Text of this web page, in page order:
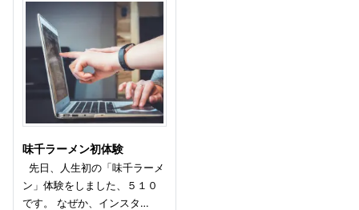
味千ラーメン初体験
先日、人生初の「味千ラーメ
ン」体験をしました、５１０
です。 なぜか、インスタ…